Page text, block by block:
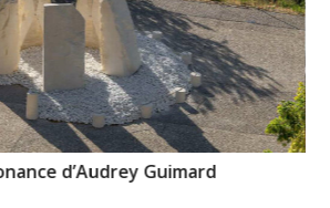
d’Audrey Guimard